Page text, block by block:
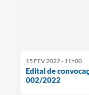
15 FEV 2022 - 11h00
Edital de
002/2022